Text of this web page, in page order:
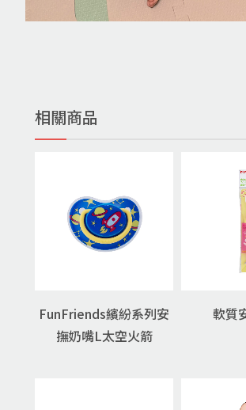
相關商品
FunFriends繽紛系列安
撫奶嘴L太空火箭
軟質